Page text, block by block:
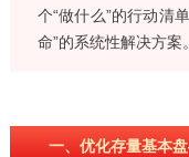
个“做什么”的行动清
命”的系统性解决方案。
一、优化存量基本